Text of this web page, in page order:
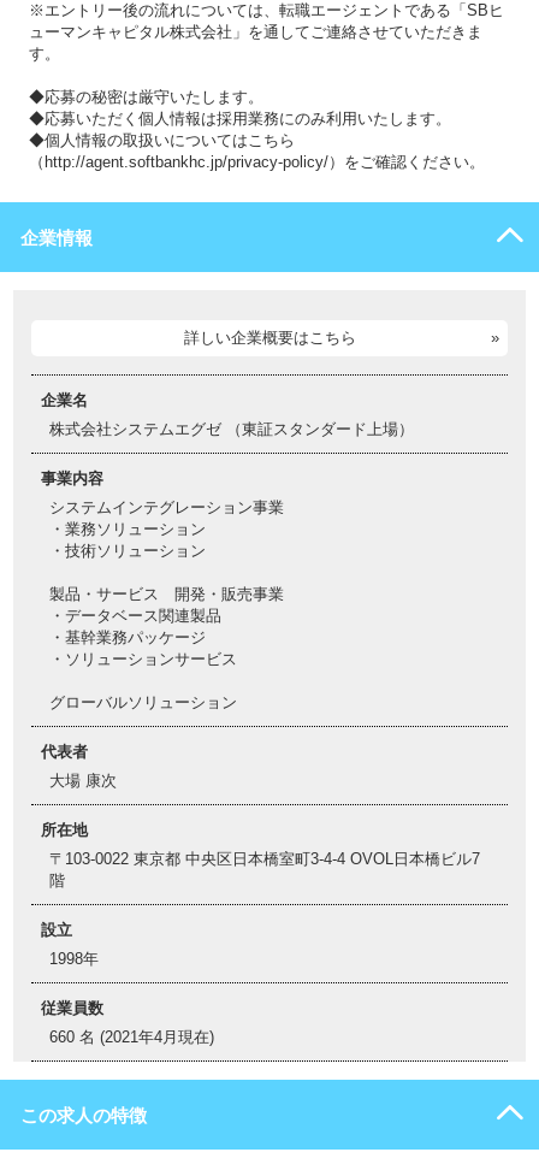
※エントリー後の流れについては、転職エージェントである「SBヒ
ューマンキャピタル株式会社」を通してご連絡させていただきま
す。
◆応募の秘密は厳守いたします。
◆応募いただく個人情報は採用業務にのみ利用いたします。
◆個人情報の取扱いについてはこちら
（http://agent.softbankhc.jp/privacy-policy/）をご確認ください。
企業情報
詳しい企業概要はこちら
企業名
株式会社システムエグゼ （東証スタンダード上場）
事業内容
システムインテグレーション事業
・業務ソリューション
・技術ソリューション
製品・サービス 開発・販売事業
・データベース関連製品
・基幹業務パッケージ
・ソリューションサービス
グローバルソリューション
代表者
大場 康次
所在地
〒103-0022 東京都 中央区日本橋室町3-4-4 OVOL日本橋ビル7
階
設立
1998年
従業員数
660 名 (2021年4月現在)
この求人の特徴